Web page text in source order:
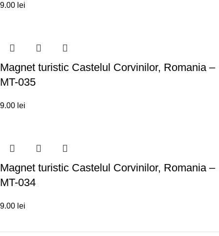
9.00 lei
Magnet turistic Castelul Corvinilor, Romania –
MT-035
9.00 lei
Magnet turistic Castelul Corvinilor, Romania –
MT-034
9.00 lei